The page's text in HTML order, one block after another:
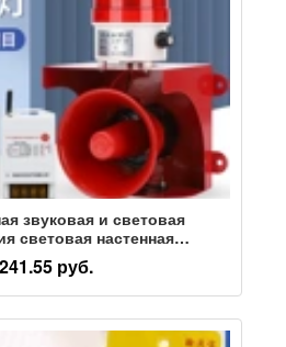
звуковая и световая
световая настенная
с дистанционным
В в виде жестяного рожка
сигнализация
руб.